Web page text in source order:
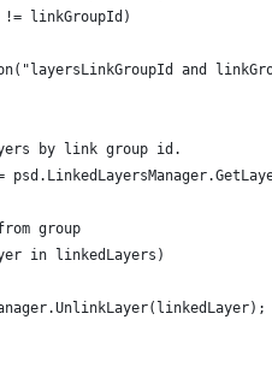
linkGroupId)
and
by link group id.
group
in linkedLayers)